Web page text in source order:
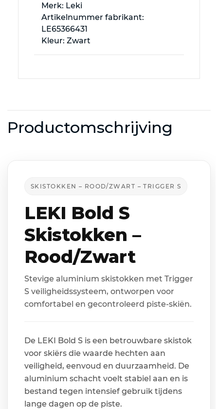
Merk: Leki
Artikelnummer fabrikant:
LE65366431
Kleur: Zwart
Productomschrijving
SKISTOKKEN – ROOD/ZWART – TRIGGER S
LEKI Bold S
Skistokken –
Rood/Zwart
Stevige aluminium skistokken met Trigger
S veiligheidssysteem, ontworpen voor
comfortabel en gecontroleerd piste-skiën.
De LEKI Bold S is een betrouwbare skistok
voor skiërs die waarde hechten aan
veiligheid, eenvoud en duurzaamheid. De
aluminium schacht voelt stabiel aan en is
bestand tegen intensief gebruik tijdens
lange dagen op de piste.